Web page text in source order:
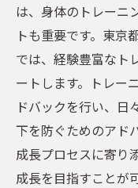
は、身体のトレーニ
トも重要です。東京
では、経験豊富なト
ートします。トレー
ドバックを行い、日
下を防ぐためのアド
成長プロセスに寄り
成長を目指すことが